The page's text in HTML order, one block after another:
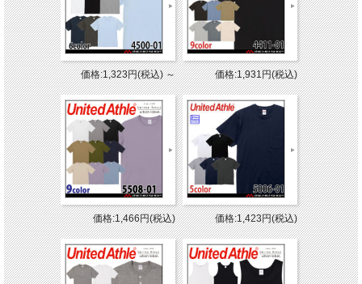
価格:1,323円(税込)～ 価格:1,931円(税込)
価格:1,466円(税込) 価格:1,423円(税込)